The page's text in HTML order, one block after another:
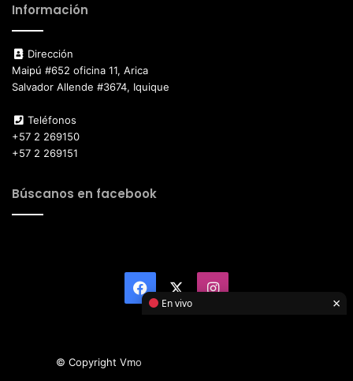
Información
Dirección
Maipú #652 oficina 11, Arica
Salvador Allende #3674, Iquique
Teléfonos
+57 2 269150
+57 2 269151
Búscanos en facebook
Facebook Instagram
© Copyright Vmotor TI 2026, All Rights Reserved
En vivo ×